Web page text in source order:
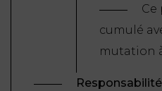
Ce
cumulé
mutation